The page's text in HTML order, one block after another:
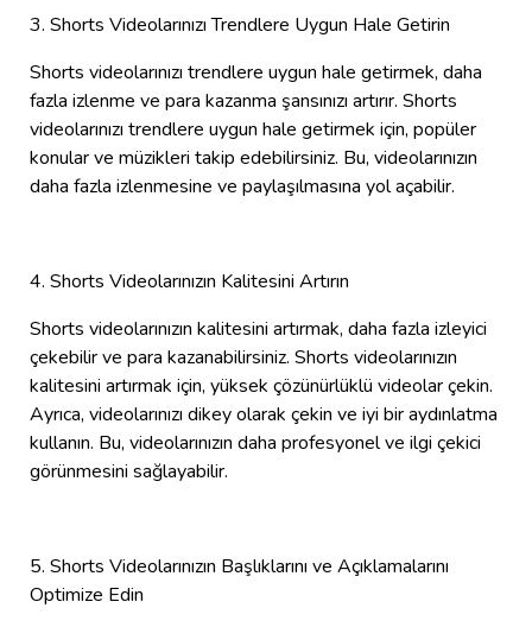
3. Shorts Videolarınızı Trendlere Uygun Hale Getirin
Shorts videolarınızı trendlere uygun hale getirmek, daha
fazla izlenme ve para kazanma şansınızı artırır. Shorts
videolarınızı trendlere uygun hale getirmek için, popüler
konular ve müzikleri takip edebilirsiniz. Bu, videolarınızın
daha fazla izlenmesine ve paylaşılmasına yol açabilir.
4. Shorts Videolarınızın Kalitesini Artırın
Shorts videolarınızın kalitesini artırmak, daha fazla izleyici
çekebilir ve para kazanabilirsiniz. Shorts videolarınızın
kalitesini artırmak için, yüksek çözünürlüklü videolar çekin.
Ayrıca, videolarınızı dikey olarak çekin ve iyi bir aydınlatma
kullanın. Bu, videolarınızın daha profesyonel ve ilgi çekici
görünmesini sağlayabilir.
5. Shorts Videolarınızın Başlıklarını ve Açıklamalarını
Optimize Edin